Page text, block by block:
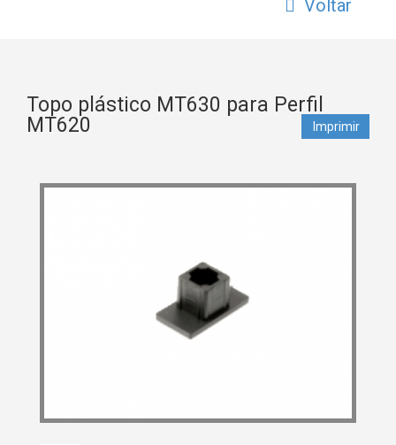
Voltar
Topo plástico MT630 para Perfil
MT620
Imprimir